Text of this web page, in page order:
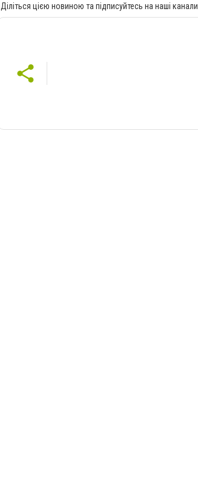
Діліться цією новиною та підписуйтесь на наші канали